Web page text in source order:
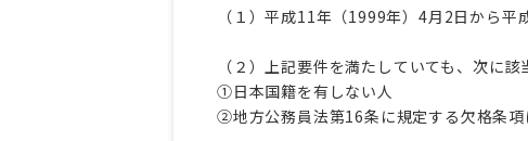
（１）平成11年（1999年）4月2日から
（２）上記要件を満たしていても、次に
①日本国籍を有しない人
②地方公務員法第16条に規定する欠格条項